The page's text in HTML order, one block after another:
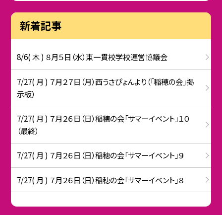
新着記事
8/6( 木 ) ８月５日（水）東一貫校学校運営協議会
7/27( 月 ) ７月２７日（月）西うさぴょんより（「稲穂の会」掲
示板）
7/27( 月 ) ７月２６日（日）稲穂の会「サマーイベント」１０
（最終）
7/27( 月 ) ７月２６日（日）稲穂の会「サマーイベント」９
7/27( 月 ) ７月２６日（日）稲穂の会「サマーイベント」８